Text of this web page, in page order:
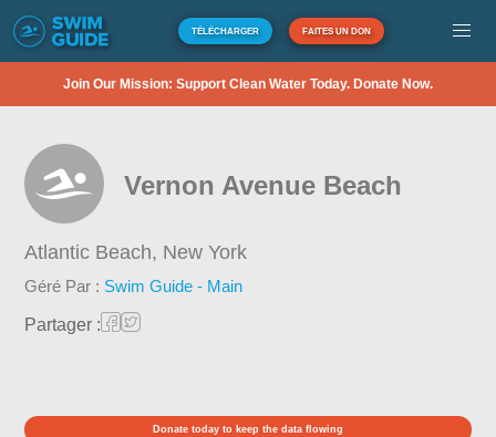
TÉLÉCHARGER FAITES UN DON
Join Our Mission: Support Clean Water Today. Donate Now.
Vernon Avenue Beach
Atlantic Beach, New York
Géré Par : Swim Guide - Main
Partager :
Donate today to keep the data flowing